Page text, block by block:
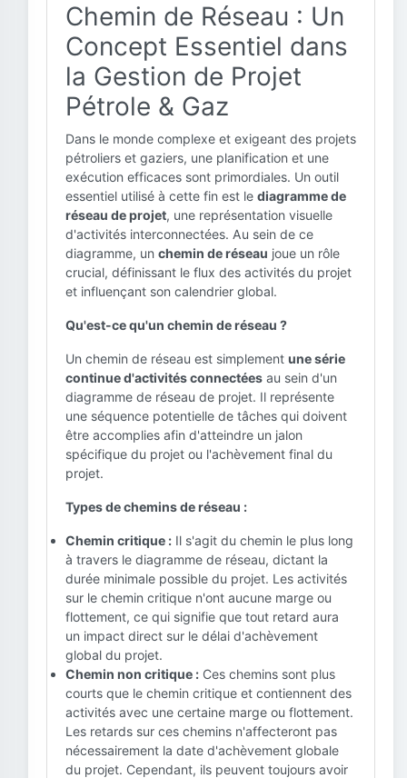
Chemin de Réseau : Un
Concept Essentiel dans
la Gestion de Projet
Pétrole & Gaz
Dans le monde complexe et exigeant des projets
pétroliers et gaziers, une planification et une
exécution efficaces sont primordiales. Un outil
essentiel utilisé à cette fin est le diagramme de
réseau de projet, une représentation visuelle
d'activités interconnectées. Au sein de ce
diagramme, un chemin de réseau joue un rôle
crucial, définissant le flux des activités du projet
et influençant son calendrier global.
Qu'est-ce qu'un chemin de réseau ?
Un chemin de réseau est simplement une série
continue d'activités connectées au sein d'un
diagramme de réseau de projet. Il représente
une séquence potentielle de tâches qui doivent
être accomplies afin d'atteindre un jalon
spécifique du projet ou l'achèvement final du
projet.
Types de chemins de réseau :
Chemin critique : Il s'agit du chemin le plus long
à travers le diagramme de réseau, dictant la
durée minimale possible du projet. Les activités
sur le chemin critique n'ont aucune marge ou
flottement, ce qui signifie que tout retard aura
un impact direct sur le délai d'achèvement
global du projet.
Chemin non critique : Ces chemins sont plus
courts que le chemin critique et contiennent des
activités avec une certaine marge ou flottement.
Les retards sur ces chemins n'affecteront pas
nécessairement la date d'achèvement globale
du projet. Cependant, ils peuvent toujours avoir